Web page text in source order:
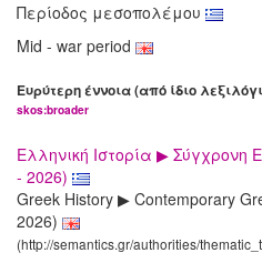
Περίοδος μεσοπολέμου
Mid - war period
Ευρύτερη έννοια (από ίδιο
skos:broader
Ελληνική Ιστορία ▶ Σύγχρονη
- 2026)
Greek History ▶ Contemporary
2026)
(http://semantics.gr/authorities/